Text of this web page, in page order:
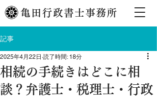
亀田行政書士事務所
記事
相続の手続きはどこに相
談？弁護士・税理士・行政
2025年4月22日 読了時間: 18分